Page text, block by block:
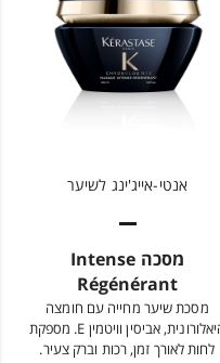
אנטי-אייג'ינג לשיער
מסכה Intense
Régénérant
מסכת שיער מחייה עם חומצה
היאלורונית, אביסין וויטמין E. מספקת
לחות לאורך זמן, רכות וברק צעיר.